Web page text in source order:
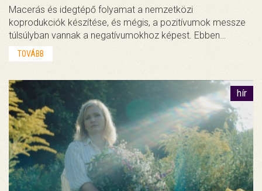
Macerás és idegtépő folyamat a nemzetközi
koprodukciók készítése, és mégis, a pozitívumok messze
túlsúlyban vannak a negatívumokhoz képest. Ebben…
TOVÁBB
hír